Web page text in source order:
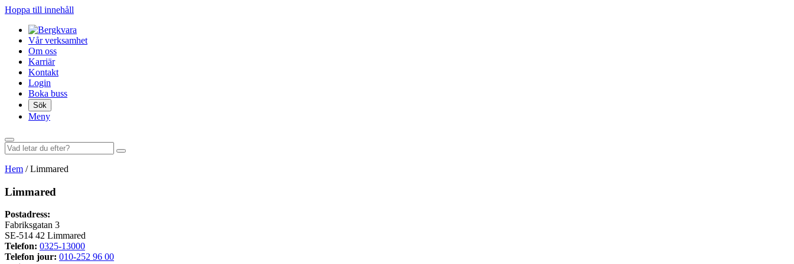
Hoppa till innehåll
Vår verksamhet
Om oss
Karriär
Kontakt
Login
Boka buss
Sök
Meny
Hem /Limmared
Limmared
Postadress:
Fabriksgatan 3
SE-514 42 Limmared
Telefon: 0325-13000
Telefon jour: 010-252 96 00